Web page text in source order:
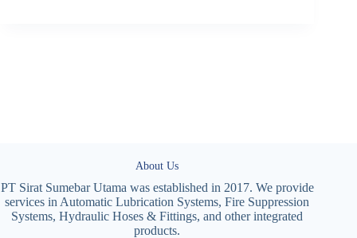
About Us
PT Sirat Sumebar Utama was established in 2017. We provide
services in Automatic Lubrication Systems, Fire Suppression
Systems, Hydraulic Hoses & Fittings, and other integrated
products.